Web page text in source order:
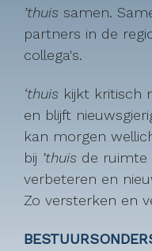
’thuis samen.
partners in de
collega's.
‘thuis kijkt kritisch
en blijft
kan morgen
bij ’thuis de ruimte
verbeteren en
Zo versterken en